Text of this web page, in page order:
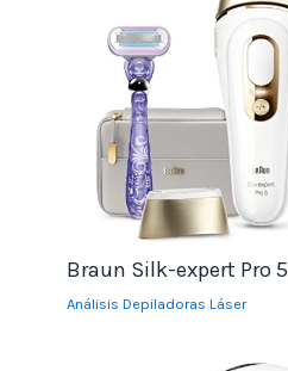
Braun Silk-expert Pro 5
Análisis Depiladoras Láser